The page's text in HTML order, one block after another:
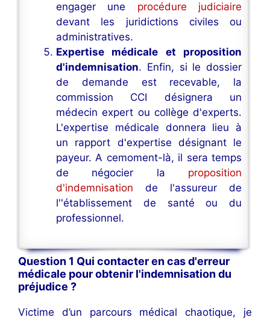
engager une procédure judiciaire
devant les juridictions civiles ou
administratives.
Expertise médicale et proposition
d'indemnisation. Enfin, si le dossier
de demande est recevable, la
commission CCI désignera un
médecin expert ou collège d'experts.
L'expertise médicale donnera lieu à
un rapport d'expertise désignant le
payeur. A cemoment-là, il sera temps
de négocier la proposition
d'indemnisation de l'assureur de
l''établissement de santé ou du
professionnel.
Question 1 Qui contacter en cas d'erreur
médicale pour obtenir l'indemnisation du
préjudice ?
Victime d’un parcours médical chaotique, je